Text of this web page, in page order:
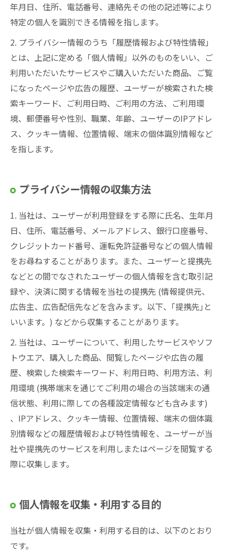
年月日、住所、電話番号、連絡先その他の記述等により
特定の個人を識別できる情報を指します。
2. プライバシー情報のうち「履歴情報および特性情報」
とは、上記に定める「個人情報」以外のものをいい、ご
利用いただいたサービスやご購入いただいた商品、ご覧
になったページや広告の履歴、ユーザーが検索された検
索キーワード、ご利用日時、ご利用の方法、ご利用環
境、郵便番号や性別、職業、年齢、ユーザーのIPアドレ
ス、クッキー情報、位置情報、端末の個体識別情報など
を指します。
プライバシー情報の収集方法
1. 当社は、ユーザーが利用登録をする際に氏名、生年月
日、住所、電話番号、メールアドレス、銀行口座番号、
クレジットカード番号、運転免許証番号などの個人情報
をお尋ねすることがあります。また、ユーザーと提携先
などとの間でなされたユーザーの個人情報を含む取引記
録や、決済に関する情報を当社の提携先 (情報提供元、
広告主、広告配信先などを含みます。以下、｢提携先｣と
いいます。) などから収集することがあります。
2. 当社は、ユーザーについて、利用したサービスやソフ
トウエア、購入した商品、閲覧したページや広告の履
歴、検索した検索キーワード、利用日時、利用方法、利
用環境 (携帯端末を通じてご利用の場合の当該端末の通
信状態、利用に際しての各種設定情報なども含みます)
、IPアドレス、クッキー情報、位置情報、端末の個体識
別情報などの履歴情報および特性情報を、ユーザーが当
社や提携先のサービスを利用しまたはページを閲覧する
際に収集します。
個人情報を収集・利用する目的
当社が個人情報を収集・利用する目的は、以下のとおり
です。